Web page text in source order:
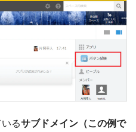
るサブドメイン（この例で